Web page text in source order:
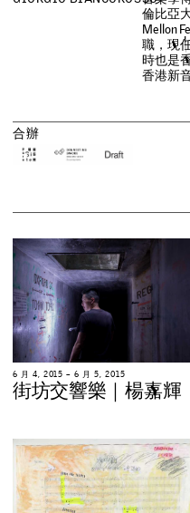
倫比亞
MellonFe
職 ，現
時也是
香港新
合辦
6 月 4, 2015 – 6 月 5, 2015
街坊交響樂 ｜楊嘉輝